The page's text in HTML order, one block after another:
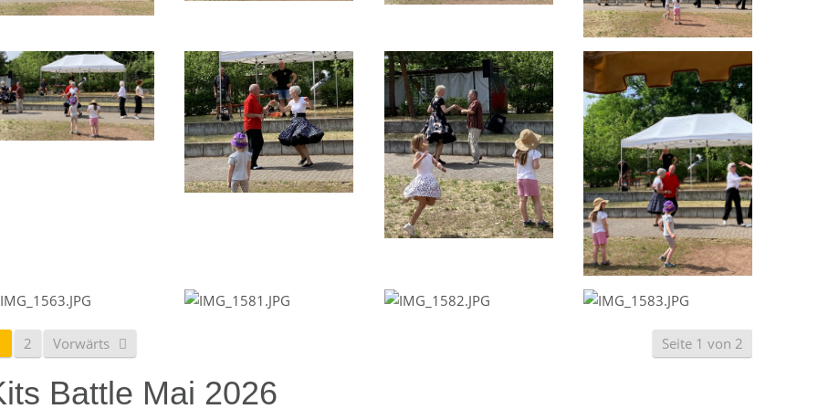
Seite 1 von 2
2 Vorwärts
Battle Mai 2026